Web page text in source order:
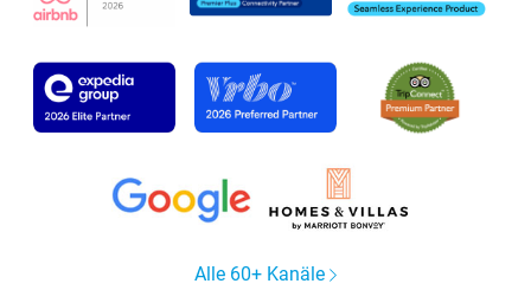
Alle 60+ Kanäle